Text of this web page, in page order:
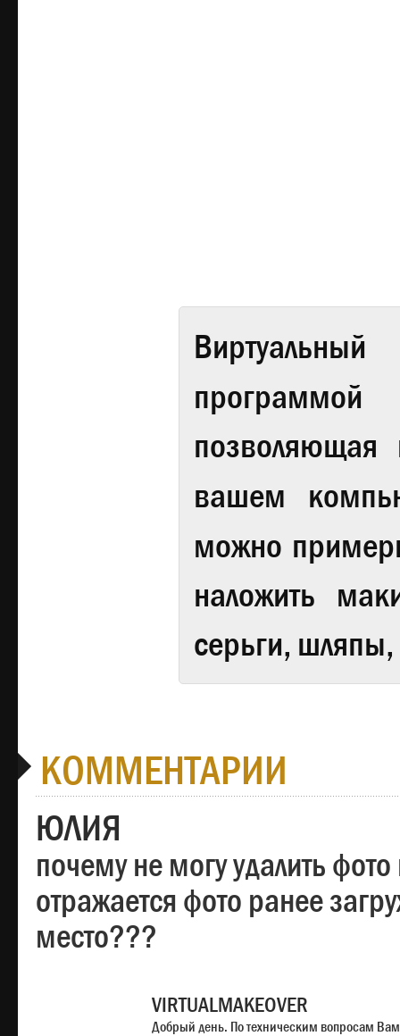
Виртуальный
вашем
можно
наложить
серьги,
КОММЕНТАРИИ
ЮЛИЯ
почему не могу удалить
отражается фото ранее
место???
VIRTUALMAKEOVER
Добрый день. По техническим вопросам